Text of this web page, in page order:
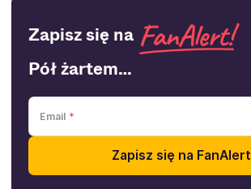
Zapisz się na
Pół żartem…
Email
Zapisz się na FanAlert